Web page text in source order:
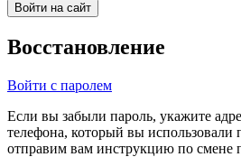
Войти на сайт
Восстановление
Войти с паролем
Если вы забыли пароль, укажите
телефона, который вы
отправим вам инструкцию по смене